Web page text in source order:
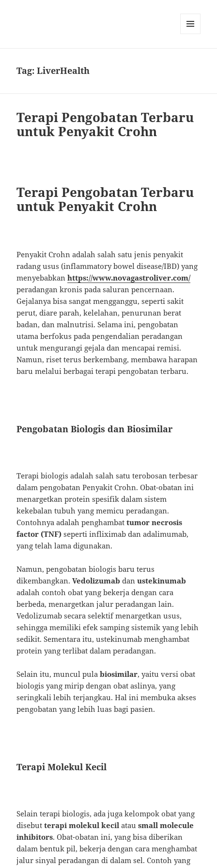
Tag:LiverHealth
Terapi Pengobatan Terbaru
untuk Penyakit Crohn
Terapi Pengobatan Terbaru
untuk Penyakit Crohn
Penyakit Crohn adalah salah satu jenis penyakit
radang usus (inflammatory bowel disease/IBD) yang
menyebabkanhttps://www.novagastroliver.com/
peradangan kronis pada saluran pencernaan.
Gejalanya bisa sangat mengganggu, seperti sakit
perut, diare parah, kelelahan, penurunan berat
badan, dan malnutrisi. Selama ini, pengobatan
utama berfokus pada pengendalian peradangan
untuk mengurangi gejala dan mencapai remisi.
Namun, riset terus berkembang, membawa harapan
baru melalui berbagai terapi pengobatan terbaru.
Pengobatan Biologis dan Biosimilar
Terapi biologis adalah salah satu terobosan terbesar
dalam pengobatan Penyakit Crohn. Obat-obatan ini
menargetkan protein spesifik dalam sistem
kekebalan tubuh yang memicu peradangan.
Contohnya adalah penghambattumor necrosis
factor (TNF) seperti infliximab dan adalimumab,
yang telah lama digunakan.
Namun, pengobatan biologis baru terus
dikembangkan.Vedolizumab danustekinumab
adalah contoh obat yang bekerja dengan cara
berbeda, menargetkan jalur peradangan lain.
Vedolizumab secara selektif menargetkan usus,
sehingga memiliki efek samping sistemik yang lebih
sedikit. Sementara itu, ustekinumab menghambat
protein yang terlibat dalam peradangan.
Selain itu, muncul pulabiosimilar, yaitu versi obat
biologis yang mirip dengan obat aslinya, yang
seringkali lebih terjangkau. Hal ini membuka akses
pengobatan yang lebih luas bagi pasien.
Terapi Molekul Kecil
Selain terapi biologis, ada juga kelompok obat yang
disebutterapi molekul kecil atausmall molecule
inhibitors. Obat-obatan ini, yang bisa diberikan
dalam bentuk pil, bekerja dengan cara menghambat
jalur sinyal peradangan di dalam sel. Contoh yang